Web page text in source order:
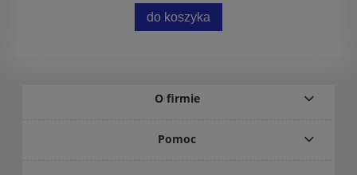
do koszyka
O firmie
Pomoc